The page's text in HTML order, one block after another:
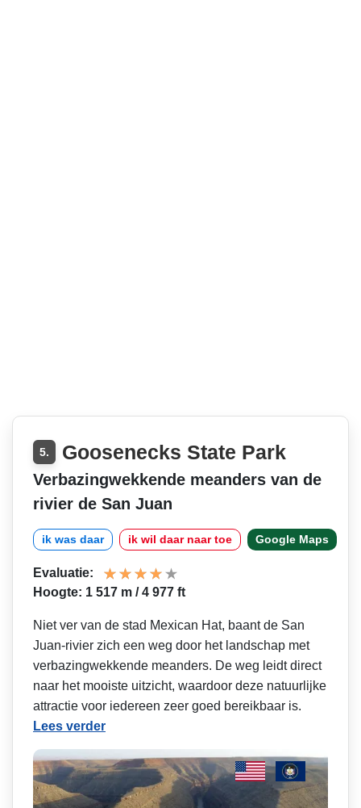
5. Goosenecks State Park
Verbazingwekkende meanders van de
rivier de San Juan
ik was daar ik wil daar naar toe Google Maps
Evaluatie:
Hoogte: 1 517 m / 4 977 ft
Niet ver van de stad Mexican Hat, baant de San
Juan-rivier zich een weg door het landschap met
verbazingwekkende meanders. De weg leidt direct
naar het mooiste uitzicht, waardoor deze natuurlijke
attractie voor iedereen zeer goed bereikbaar is.
Lees verder